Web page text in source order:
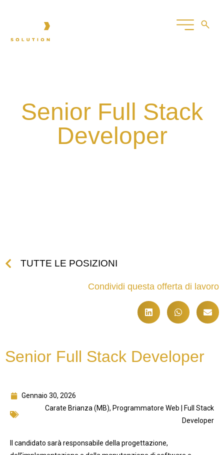
Senior Full Stack
Developer
TUTTE LE POSIZIONI
Condividi questa offerta di lavoro
Senior Full Stack Developer
Gennaio 30, 2026
Carate Brianza (MB), Programmatore Web | Full Stack
Developer
Il candidato sarà responsabile della progettazione,